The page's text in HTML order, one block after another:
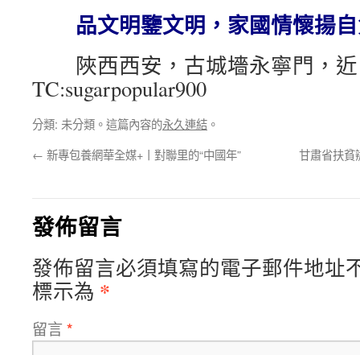
品文明鑒文明，家國情懷揚
陜西西安，古城墻永寧門，
TC:sugarpopular900
分類: 未分類。這篇內容的永久連結 。
← 新專包養網華全媒+丨對聯里的“中國年” 甘肅省扶貧
發佈留言
發佈留言必須填寫的電子郵件地址
標示為 *
留言 *